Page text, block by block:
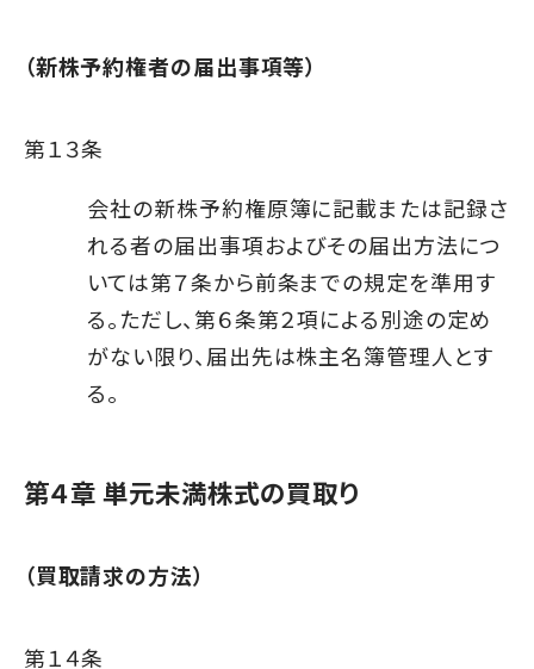
（新株予約権者の届出事項等）
第１３条
会社の新株予約権原簿に記載または記録さ
れる者の届出事項およびその届出方法につ
いては第７条から前条までの規定を準用す
る。ただし、第６条第２項による別途の定め
がない限り、届出先は株主名簿管理人とす
る。
第４章 単元未満株式の買取り
（買取請求の方法）
第１４条